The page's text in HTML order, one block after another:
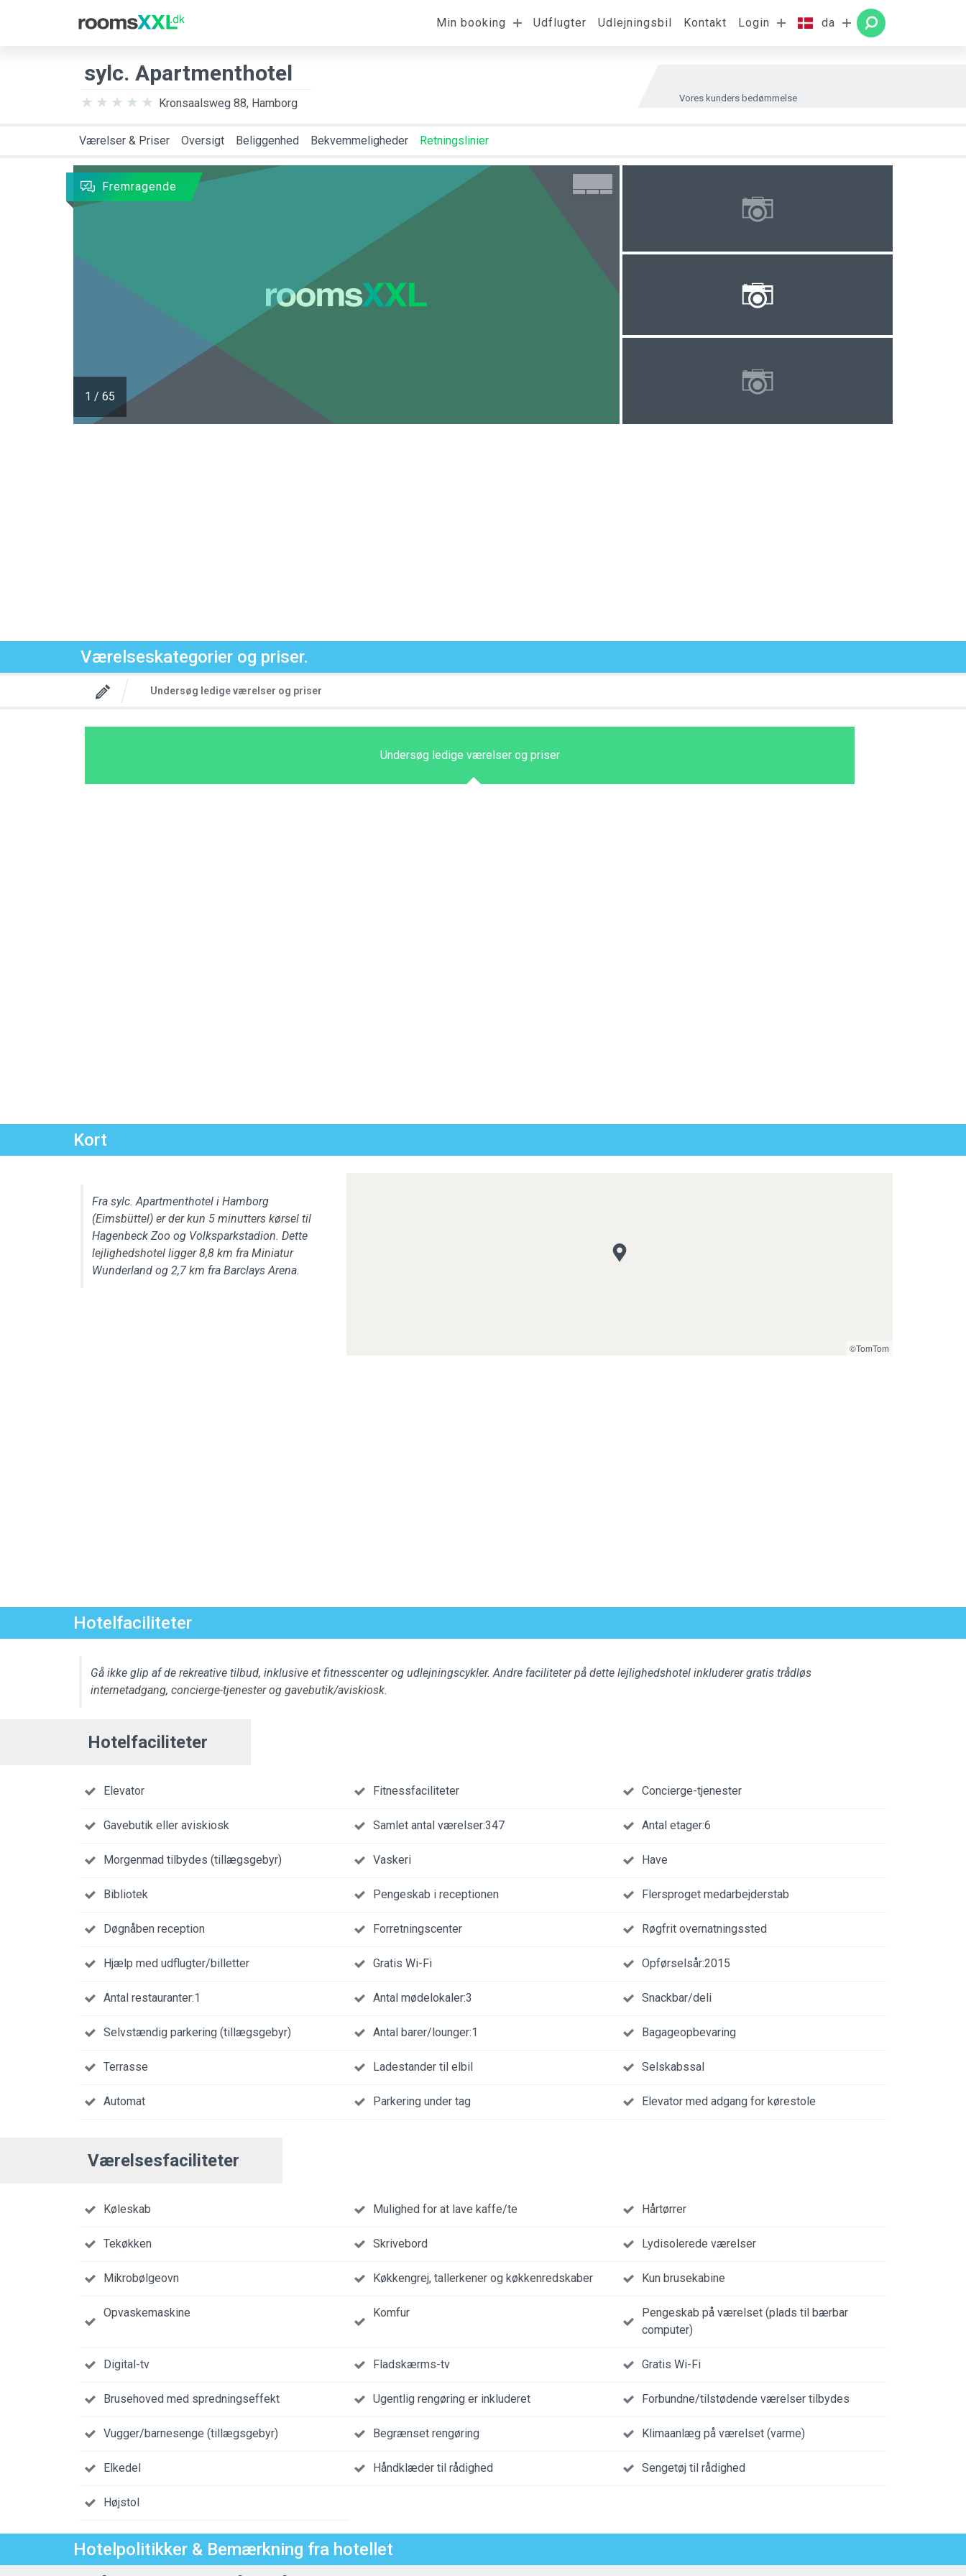
Min booking Udflugter Udlejningsbil Kontakt Login da
Rejsemål Afrejse Gæster Værelser
sylc. Apartmenthotel
Kronsaalsweg 88, Hamborg Vores kunders bedømmelse
Værelser & Priser Oversigt Beliggenhed Bekvemmeligheder Retningslinier
1 / 65
Fremragende
Værelseskategorier og priser.
Undersøg ledige værelser og priser
Undersøg ledige værelser og priser
Kort
Fra sylc. Apartmenthotel i Hamborg
(Eimsbüttel) er der kun 5 minutters kørsel til
Hagenbeck Zoo og Volksparkstadion. Dette
lejlighedshotel ligger 8,8 km fra Miniatur
Wunderland og 2,7 km fra Barclays Arena.
©TomTom
Hotelfaciliteter
Gå ikke glip af de rekreative tilbud, inklusive et fitnesscenter og udlejningscykler. Andre faciliteter på dette lejlighedshotel inkluderer gratis trådløs
internetadgang, concierge-tjenester og gavebutik/aviskiosk.
Hotelfaciliteter
Elevator Fitnessfaciliteter Concierge-tjenester
Gavebutik eller aviskiosk Samlet antal værelser:347 Antal etager:6
Morgenmad tilbydes (tillægsgebyr) Vaskeri Have
Bibliotek Pengeskab i receptionen Flersproget medarbejderstab
Døgnåben reception Forretningscenter Røgfrit overnatningssted
Hjælp med udflugter/billetter Gratis Wi-Fi Opførselsår:2015
Antal restauranter:1 Antal mødelokaler:3 Snackbar/deli
Selvstændig parkering (tillægsgebyr) Antal barer/lounger:1 Bagageopbevaring
Terrasse Ladestander til elbil Selskabssal
Automat Parkering under tag Elevator med adgang for kørestole
Værelsesfaciliteter
Køleskab Mulighed for at lave kaffe/te Hårtørrer
Tekøkken Skrivebord Lydisolerede værelser
Mikrobølgeovn Køkkengrej, tallerkener og køkkenredskaber Kun brusekabine
Opvaskemaskine Komfur
Pengeskab på værelset (plads til bærbar
computer)
Digital-tv Fladskærms-tv Gratis Wi-Fi
Brusehoved med spredningseffekt Ugentlig rengøring er inkluderet Forbundne/tilstødende værelser tilbydes
Vugger/barnesenge (tillægsgebyr) Begrænset rengøring Klimaanlæg på værelset (varme)
Elkedel Håndklæder til rådighed Sengetøj til rådighed
Højstol
Hotelpolitikker & Bemærkning fra hotellet